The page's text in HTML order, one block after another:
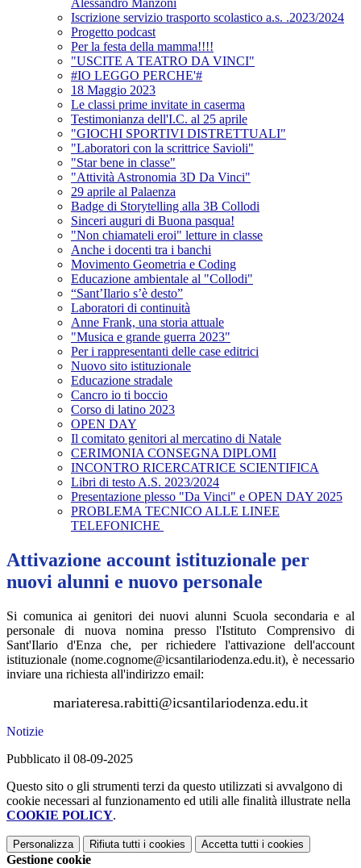
Alessandro Manzoni
Iscrizione servizio trasporto scolastico a.s. .2023/2024
Progetto podcast
Per la festa della mamma!!!!
"USCITE A TEATRO DA VINCI"
#IO LEGGO PERCHE'#
18 Maggio 2023
Le classi prime invitate in caserma
Testimonianza dell'I.C. al 25 aprile
"GIOCHI SPORTIVI DISTRETTUALI"
"Laboratori con la scrittrice Savioli"
"Star bene in classe"
"Attività Astronomia 3D Da Vinci"
29 aprile al Palaenza
Badge di Storytelling alla 3B Collodi
Sinceri auguri di Buona pasqua!
"Non chiamateli eroi" letture in classe
Anche i docenti tra i banchi
Movimento Geometria e Coding
Educazione ambientale al "Collodi"
“Sant’Ilario s’è desto”
Laboratori di continuità
Anne Frank, una storia attuale
"Musica e grande guerra 2023"
Per i rappresentanti delle case editrici
Nuovo sito istituzionale
Educazione stradale
Cancro io ti boccio
Corso di latino 2023
OPEN DAY
Il comitato genitori al mercatino di Natale
CERIMONIA CONSEGNA DIPLOMI
INCONTRO RICERCATRICE SCIENTIFICA
Libri di testo A.S. 2023/2024
Presentazione plesso "Da Vinci" e OPEN DAY 2025
PROBLEMA TECNICO ALLE LINEE
TELEFONICHE
Attivazione account istituzionale per
nuovi alunni e nuovo personale
Si comunica ai genitori dei nuovi alunni Scuola secondaria e al
personale di nuova nomina presso l'Istituto Comprensivo di
Sant'Ilario d'Enza che, per richiedere l'attivazione dell'account
istituzionale (nome.cognome@icsantilariodenza.edu.it), è necessario
inviare una richiesta all'indirizzo email:
mariateresa.rabitti@icsantilariodenza.edu.it
Notizie
Pubblicato il 08-09-2025
Questo sito o gli strumenti terzi da questo utilizzati si avvalgono di
cookie necessari al funzionamento ed utili alle finalità illustrate nella
COOKIE POLICY.
Personalizza Rifiuta tutti i cookies Accetta tutti i cookies
Gestione cookie